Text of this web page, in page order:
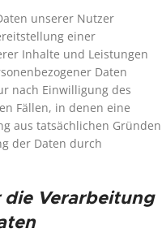
unserer Nutzer
einer
Inhalte und Leistungen
Daten
nach Einwilligung des
Fällen, in denen eine
aus tatsächlichen Gründen
der Daten durch
die Verarbeitung